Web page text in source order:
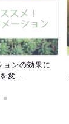
イトブラの